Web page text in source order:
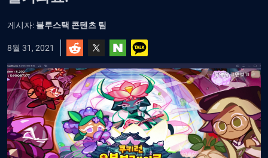
게시자: 블루스택 콘텐츠 팀
8월 31, 2021